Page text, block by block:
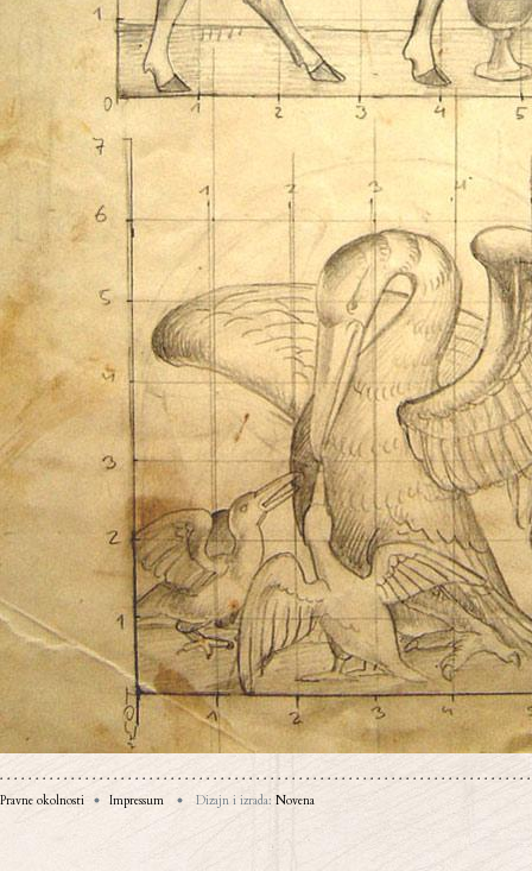
Pravne okolnosti Impressum Dizajn i izrada: Novena